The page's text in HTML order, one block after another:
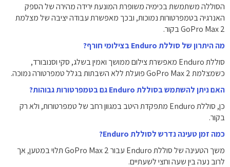
הסוללה משתמשת בכימיה משופרת המונעת ירידה מהירה של הספק
האנרגיה בטמפרטורות נמוכות, ובכך מאפשרת עבודה יציבה של מצלמת
GoPro Max 2 בקור.
מה היתרון של סוללת Enduro בצילומי חורף?
סוללת Enduro מאפשרת צילום ממושך ואמין בשלג, סקי וסנובורד,
כשמצלמת GoPro Max 2 פועלת ללא השבתות בגלל טמפרטורה נמוכה.
האם ניתן להשתמש בסוללת Enduro גם בטמפרטורות גבוהות?
כן, סוללת Enduro מתפקדת היטב במגוון רחב של טמפרטורות, ולא רק
בקור.
כמה זמן טעינה נדרש לסוללת Enduro?
משך הטעינה של סוללת Enduro עבור GoPro Max 2 תלוי במטען, אך
לרוב נעה בין שעה וחצי לשעתיים.